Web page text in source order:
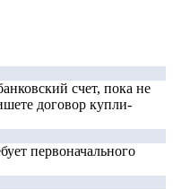
счет, пока не
договор купли-
первоначального